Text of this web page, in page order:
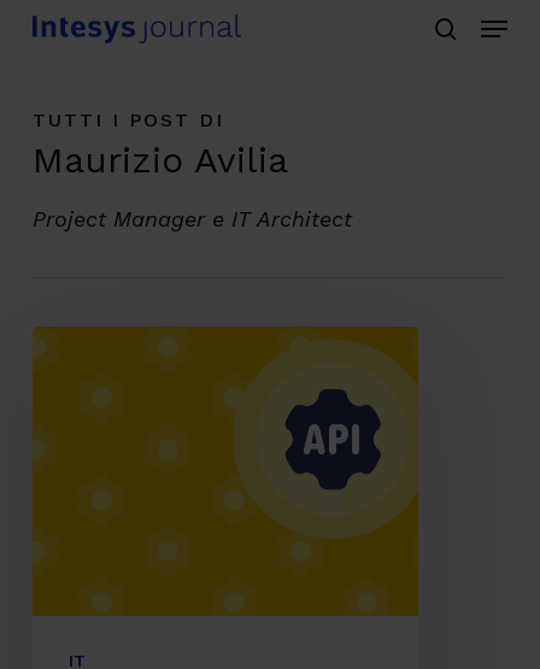
Skip
content
Menu
TUTTI I POST DI
Maurizio Avilia
Project Manager e IT Architect
IT